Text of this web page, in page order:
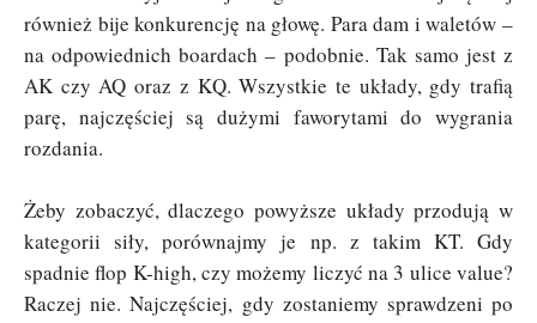
również bije konkurencję na głowę. Para dam i waletów –
na odpowiednich boardach – podobnie. Tak samo jest z
AK czy AQ oraz z KQ. Wszystkie te układy, gdy trafią
parę, najczęściej są dużymi faworytami do wygrania
rozdania.
Żeby zobaczyć, dlaczego powyższe układy przodują w
kategorii siły, porównajmy je np. z takim KT. Gdy
spadnie flop K-high, czy możemy liczyć na 3 ulice value?
Raczej nie. Najczęściej, gdy zostaniemy sprawdzeni po